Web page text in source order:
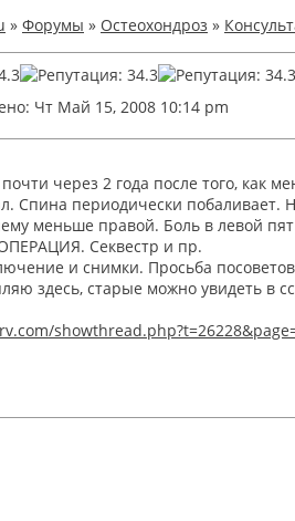
» Форумы » Остеохондроз »
Чт Май 15, 2008 10:14 pm
через 2 года после того, как
Спина периодически побаливает.
меньше правой. Боль в левой
Секвестр и пр.
и снимки. Просьба
здесь, старые можно увидеть в